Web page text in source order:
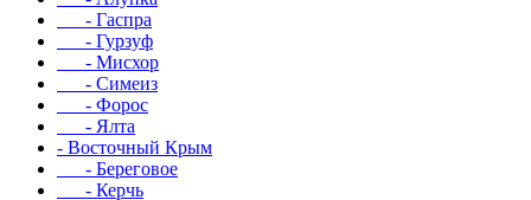
- Гаспра
- Гурзуф
- Мисхор
- Симеиз
- Форос
- Ялта
- Восточный Крым
- Береговое
- Керчь